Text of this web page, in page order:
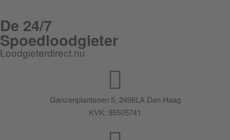
De 24/7
Spoedloodgieter
Loodgieterdirect.nu
Ganzenplantsoen 5, 2496LA Den Haag
KVK: 95505741